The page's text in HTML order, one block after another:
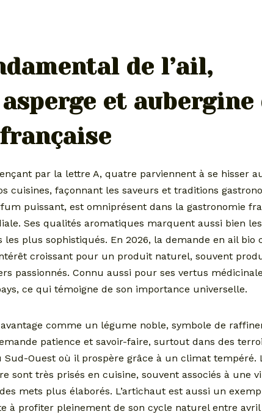
de l’ail,
et aubergine
par la lettre A, quatre parviennent à se hisser
cuisines, façonnant les saveurs et traditions
puissant, est omniprésent dans la gastronomie
Ses qualités aromatiques marquent aussi bien
plus sophistiqués. En 2026, la demande en ail bio
croissant pour un produit naturel, souvent
passionnés. Connu aussi pour ses vertus
ce qui témoigne de son importance universelle.
comme un légume noble, symbole de
patience et savoir-faire, surtout dans des
Ouest où il prospère grâce à un climat tempéré.
sont très prisés en cuisine, souvent associés à une
mets plus élaborés. L’artichaut est aussi un
à profiter pleinement de son cycle naturel entre